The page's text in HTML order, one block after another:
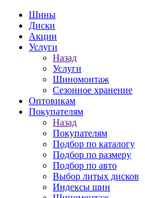
Шины
Диски
Акции
Услуги
Назад
Услуги
Шиномонтаж
Сезонное хранение
Оптовикам
Покупателям
Назад
Покупателям
Подбор по каталогу
Подбор по размеру
Подбор по авто
Выбор литых дисков
Индексы шин